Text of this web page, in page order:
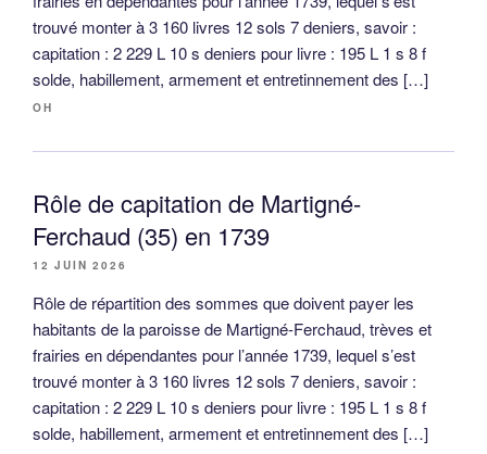
trouvé monter à 3 160 livres 12 sols 7 deniers, savoir :
capitation : 2 229 L 10 s deniers pour livre : 195 L 1 s 8 f
solde, habillement, armement et entretinnement des […]
OH
Rôle de capitation de Martigné-
Ferchaud (35) en 1739
12 JUIN 2026
Rôle de répartition des sommes que doivent payer les
habitants de la paroisse de Martigné-Ferchaud, trèves et
frairies en dépendantes pour l’année 1739, lequel s’est
trouvé monter à 3 160 livres 12 sols 7 deniers, savoir :
capitation : 2 229 L 10 s deniers pour livre : 195 L 1 s 8 f
solde, habillement, armement et entretinnement des […]